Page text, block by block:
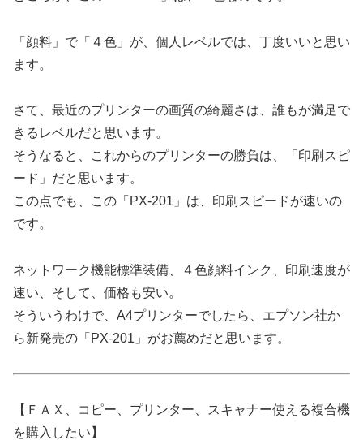
「顔料」で「４色」が、個人レベルでは、丁度いいと思い
ます。
さて、最近のプリンターの画質の綺麗さは、誰もが満足で
きるレベルだと思います。
そうなると、これからのプリンターの勝負は、「印刷スピ
ード」だと思います。
この点でも、この「PX-201」は、印刷スピードが速いの
です。
ネットワーク機能標準装備、４色顔料インク、印刷速度が
速い、そして、価格も安い。
そういうわけで、A4プリンターでしたら、エプソン社か
ら新発売の「PX-201」がお薦めだと思います。
【ＦＡＸ、コピー、プリンター、スキャナー使える複合機
を購入したい】